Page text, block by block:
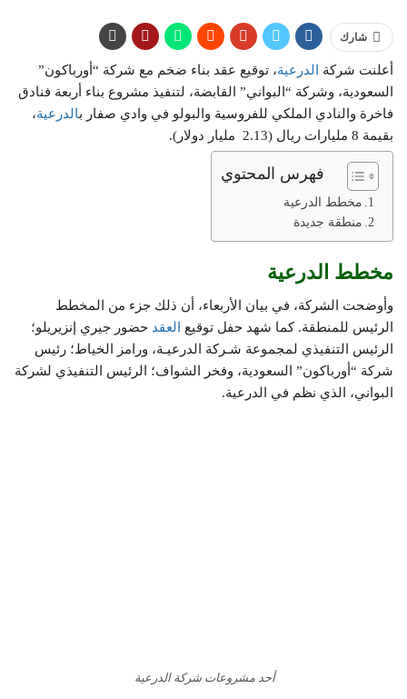
شارك
أعلنت شركة الدرعية، توقيع عقد بناء ضخم مع شركة “أورباكون”
السعودية، وشركة “البواني” القابضة، لتنفيذ مشروع بناء أربعة فنادق
فاخرة والنادي الملكي للفروسية والبولو في وادي صفار بالدرعية،
بقيمة 8 مليارات ريال (2.13 مليار دولار).
فهرس المحتوي
مخطط الدرعية
منطقة جديدة
مخطط الدرعية
وأوضحت الشركة، في بيان الأربعاء، أن ذلك جزء من المخطط
الرئيس للمنطقة. كما شهد حفل توقيع
العقد حضور جيري إنزيريلو؛
الرئيس التنفيذي لمجموعة شـركة الدرعيـة، ورامز الخياط؛ رئيس
شركة “أورباكون” السعودية، وفخر الشواف؛ الرئيس التنفيذي لشركة
البواني، الذي نظم في الدرعية.
أحد مشروعات شركة الدرعية